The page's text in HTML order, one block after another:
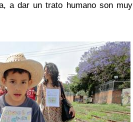
a dar un trato humano son muy